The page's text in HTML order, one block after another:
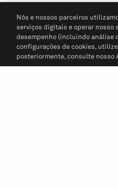
Nós e nossos parceiros
serviços digitais e operar nosso
desempenho (incluindo análise
configurações de cookies,
posteriormente, consulte nosso